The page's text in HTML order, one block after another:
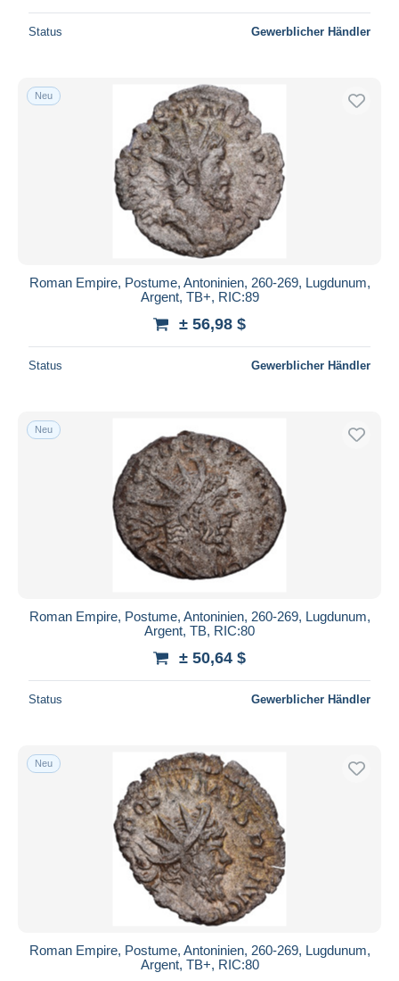
Status Gewerblicher Händler
Neu
Roman Empire, Postume, Antoninien, 260-269, Lugdunum,
Argent, TB+, RIC:89
± 56,98 $
Status Gewerblicher Händler
Neu
Roman Empire, Postume, Antoninien, 260-269, Lugdunum,
Argent, TB, RIC:80
± 50,64 $
Status Gewerblicher Händler
Neu
Roman Empire, Postume, Antoninien, 260-269, Lugdunum,
Argent, TB+, RIC:80